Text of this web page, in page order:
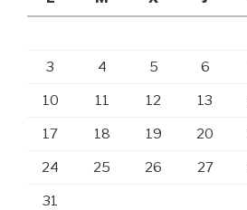
3 4 5 6
10 11 12 13
17 18 19 20
24 25 26 27
31